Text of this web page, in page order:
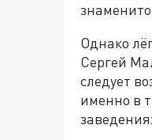
Однако
Сергей
следует
именно в